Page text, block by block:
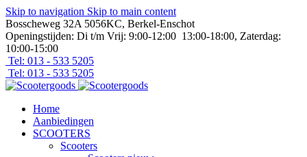
Skip to navigation Skip to main content
Bosscheweg 32A 5056KC, Berkel-Enschot
Openingstijden: Di t/m Vrij: 9:00-12:00 13:00-18:00, Zaterdag:
10:00-15:00
Tel: 013 - 533 5205
Tel: 013 - 533 5205
Home
Aanbiedingen
SCOOTERS
Scooters